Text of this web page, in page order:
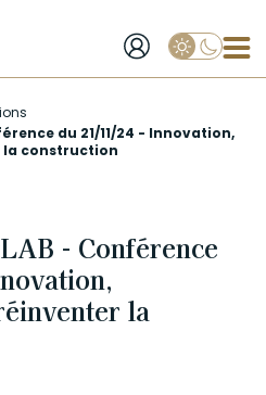
du 21/11/24 - Innovation,
construction
- Conférence
la